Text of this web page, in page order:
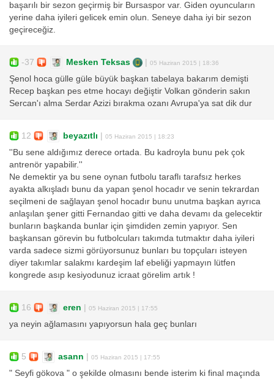
başarılı bir sezon geçirmiş bir Bursaspor var. Giden oyuncuların
yerine daha iyileri gelicek emin olun. Seneye daha iyi bir sezon
geçireceğiz.
-37 Mesken Teksas 05 Haziran 2015 | 18:36
Şenol hoca gülle güle büyük başkan tabelaya bakarım demişti
Recep başkan pes etme hocayı değiştir Volkan gönderin sakın
Sercan'ı alma Serdar Azizi bırakma ozanı Avrupa'ya sat dik dur
12 beyazıtlı 05 Haziran 2015 | 18:23
''Bu sene aldığımız derece ortada. Bu kadroyla bunu pek çok
antrenör yapabilir.''
Ne demektir ya bu sene oynan futbolu taraflı tarafsız herkes
ayakta alkışladı bunu da yapan şenol hocadır ve senin tekrardan
seçilmeni de sağlayan şenol hocadır bunu unutma başkan ayrıca
anlaşılan şener gitti Fernandao gitti ve daha devamı da gelecektir
bunların başkanda bunlar için şimdiden zemin yapıyor. Sen
başkansan görevin bu futbolcuları takımda tutmaktır daha iyileri
varda sadece sizmi görüyorsunuz bunları bu topçuları isteyen
diyer takımlar salakmı kardeşim laf ebeliği yapmayın lütfen
kongrede asıp kesiyodunuz icraat görelim artık !
16 eren 05 Haziran 2015 | 17:55
ya neyin ağlamasını yapıyorsun hala geç bunları
5 asann 05 Haziran 2015 | 17:55
" Seyfi gökova " o şekilde olmasını bende isterim ki final maçında